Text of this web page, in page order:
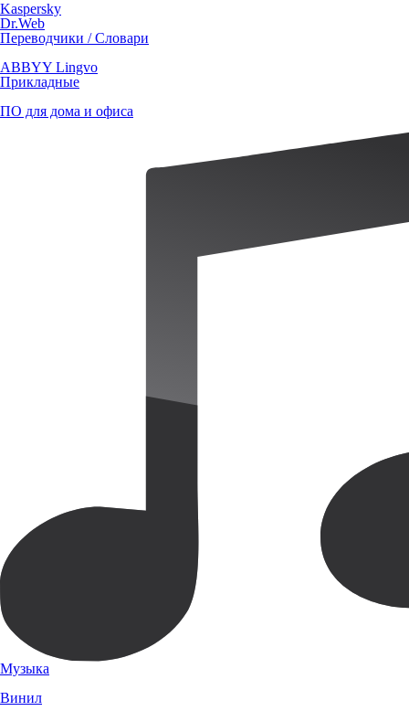
Kaspersky
Dr.Web
Переводчики / Словари
ABBYY Lingvo
Прикладные
ПО для дома и офиса
Музыка
Винил